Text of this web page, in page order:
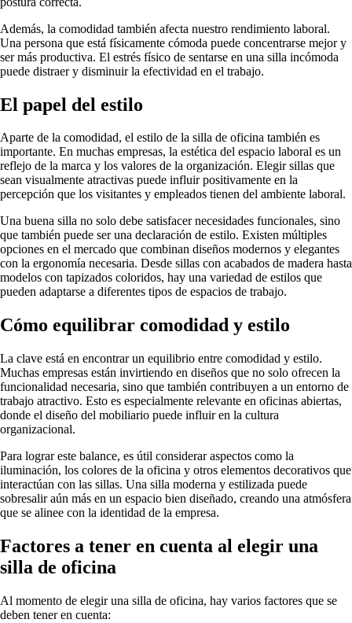
Además, la comodidad también afecta nuestro rendimiento laboral.
Una persona que está físicamente cómoda puede concentrarse mejor y
ser más productiva. El estrés físico de sentarse en una silla incómoda
puede distraer y disminuir la efectividad en el trabajo.
El papel del estilo
Aparte de la comodidad, el estilo de la silla de oficina también es
importante. En muchas empresas, la estética del espacio laboral es un
reflejo de la marca y los valores de la organización. Elegir sillas que
sean visualmente atractivas puede influir positivamente en la
percepción que los visitantes y empleados tienen del ambiente laboral.
Una buena silla no solo debe satisfacer necesidades funcionales, sino
que también puede ser una declaración de estilo. Existen múltiples
opciones en el mercado que combinan diseños modernos y elegantes
con la ergonomía necesaria. Desde sillas con acabados de madera hasta
modelos con tapizados coloridos, hay una variedad de estilos que
pueden adaptarse a diferentes tipos de espacios de trabajo.
Cómo equilibrar comodidad y estilo
La clave está en encontrar un equilibrio entre comodidad y estilo.
Muchas empresas están invirtiendo en diseños que no solo ofrecen la
funcionalidad necesaria, sino que también contribuyen a un entorno de
trabajo atractivo. Esto es especialmente relevante en oficinas abiertas,
donde el diseño del mobiliario puede influir en la cultura
organizacional.
Para lograr este balance, es útil considerar aspectos como la
iluminación, los colores de la oficina y otros elementos decorativos que
interactúan con las sillas. Una silla moderna y estilizada puede
sobresalir aún más en un espacio bien diseñado, creando una atmósfera
que se alinee con la identidad de la empresa.
Factores a tener en cuenta al elegir una
silla de oficina
Al momento de elegir una silla de oficina, hay varios factores que se
deben tener en cuenta: